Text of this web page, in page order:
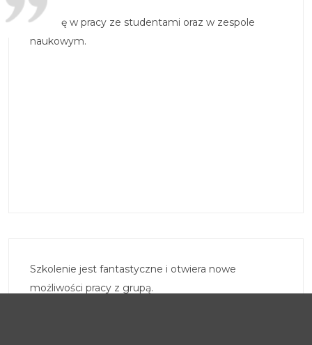
Wdrożę w pracy ze studentami oraz w zespole
naukowym.
Szkolenie jest fantastyczne i otwiera nowe
możliwości pracy z grupą.